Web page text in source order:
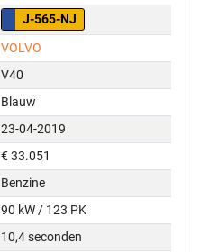
J-565-NJ
VOLVO
V40
Blauw
23-04-2019
€ 33.051
Benzine
90 kW / 123 PK
10,4 seconden